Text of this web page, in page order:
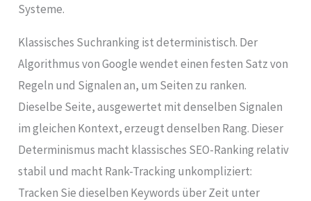
Systeme.
Klassisches Suchranking ist deterministisch. Der
Algorithmus von Google wendet einen festen Satz von
Regeln und Signalen an, um Seiten zu ranken.
Dieselbe Seite, ausgewertet mit denselben Signalen
im gleichen Kontext, erzeugt denselben Rang. Dieser
Determinismus macht klassisches SEO-Ranking relativ
stabil und macht Rank-Tracking unkompliziert:
Tracken Sie dieselben Keywords über Zeit unter